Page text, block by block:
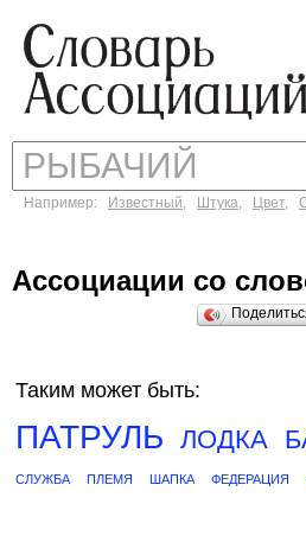
Например: Известный, Штука, Цвет,
Ассоциации со
Таким может быть:
ПАТРУЛЬ ЛОДКА
СЛУЖБА ПЛЕМЯ ШАПКА ФЕДЕРАЦИЯ